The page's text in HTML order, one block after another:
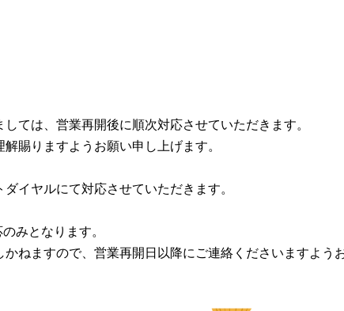
ては、営業再開後に順次対応させていただきます。
賜りますようお願い申し上げます。
イヤルにて対応させていただきます。
みとなります。
ねますので、営業再開日以降にご連絡くださいますよう